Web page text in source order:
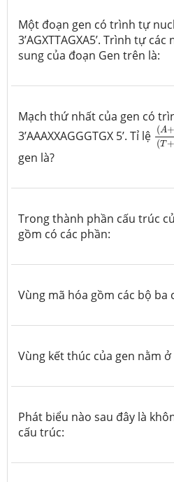
Một đoạn gen có trình tự
3’AGXTTAGXA5’. Trình tự
sung của đoạn Gen trên là:
Mạch thứ nhất của gen có
3’AAAXXAGGGTGX 5’. Tỉ lệ (A+
(T +
(A+
gen là?
Trong thành phần cấu trúc
gồm có các phần:
Vùng mã hóa gồm các bộ ba
Vùng kết thúc của gen nằm ở
Phát biểu nào sau đây là
cấu trúc: